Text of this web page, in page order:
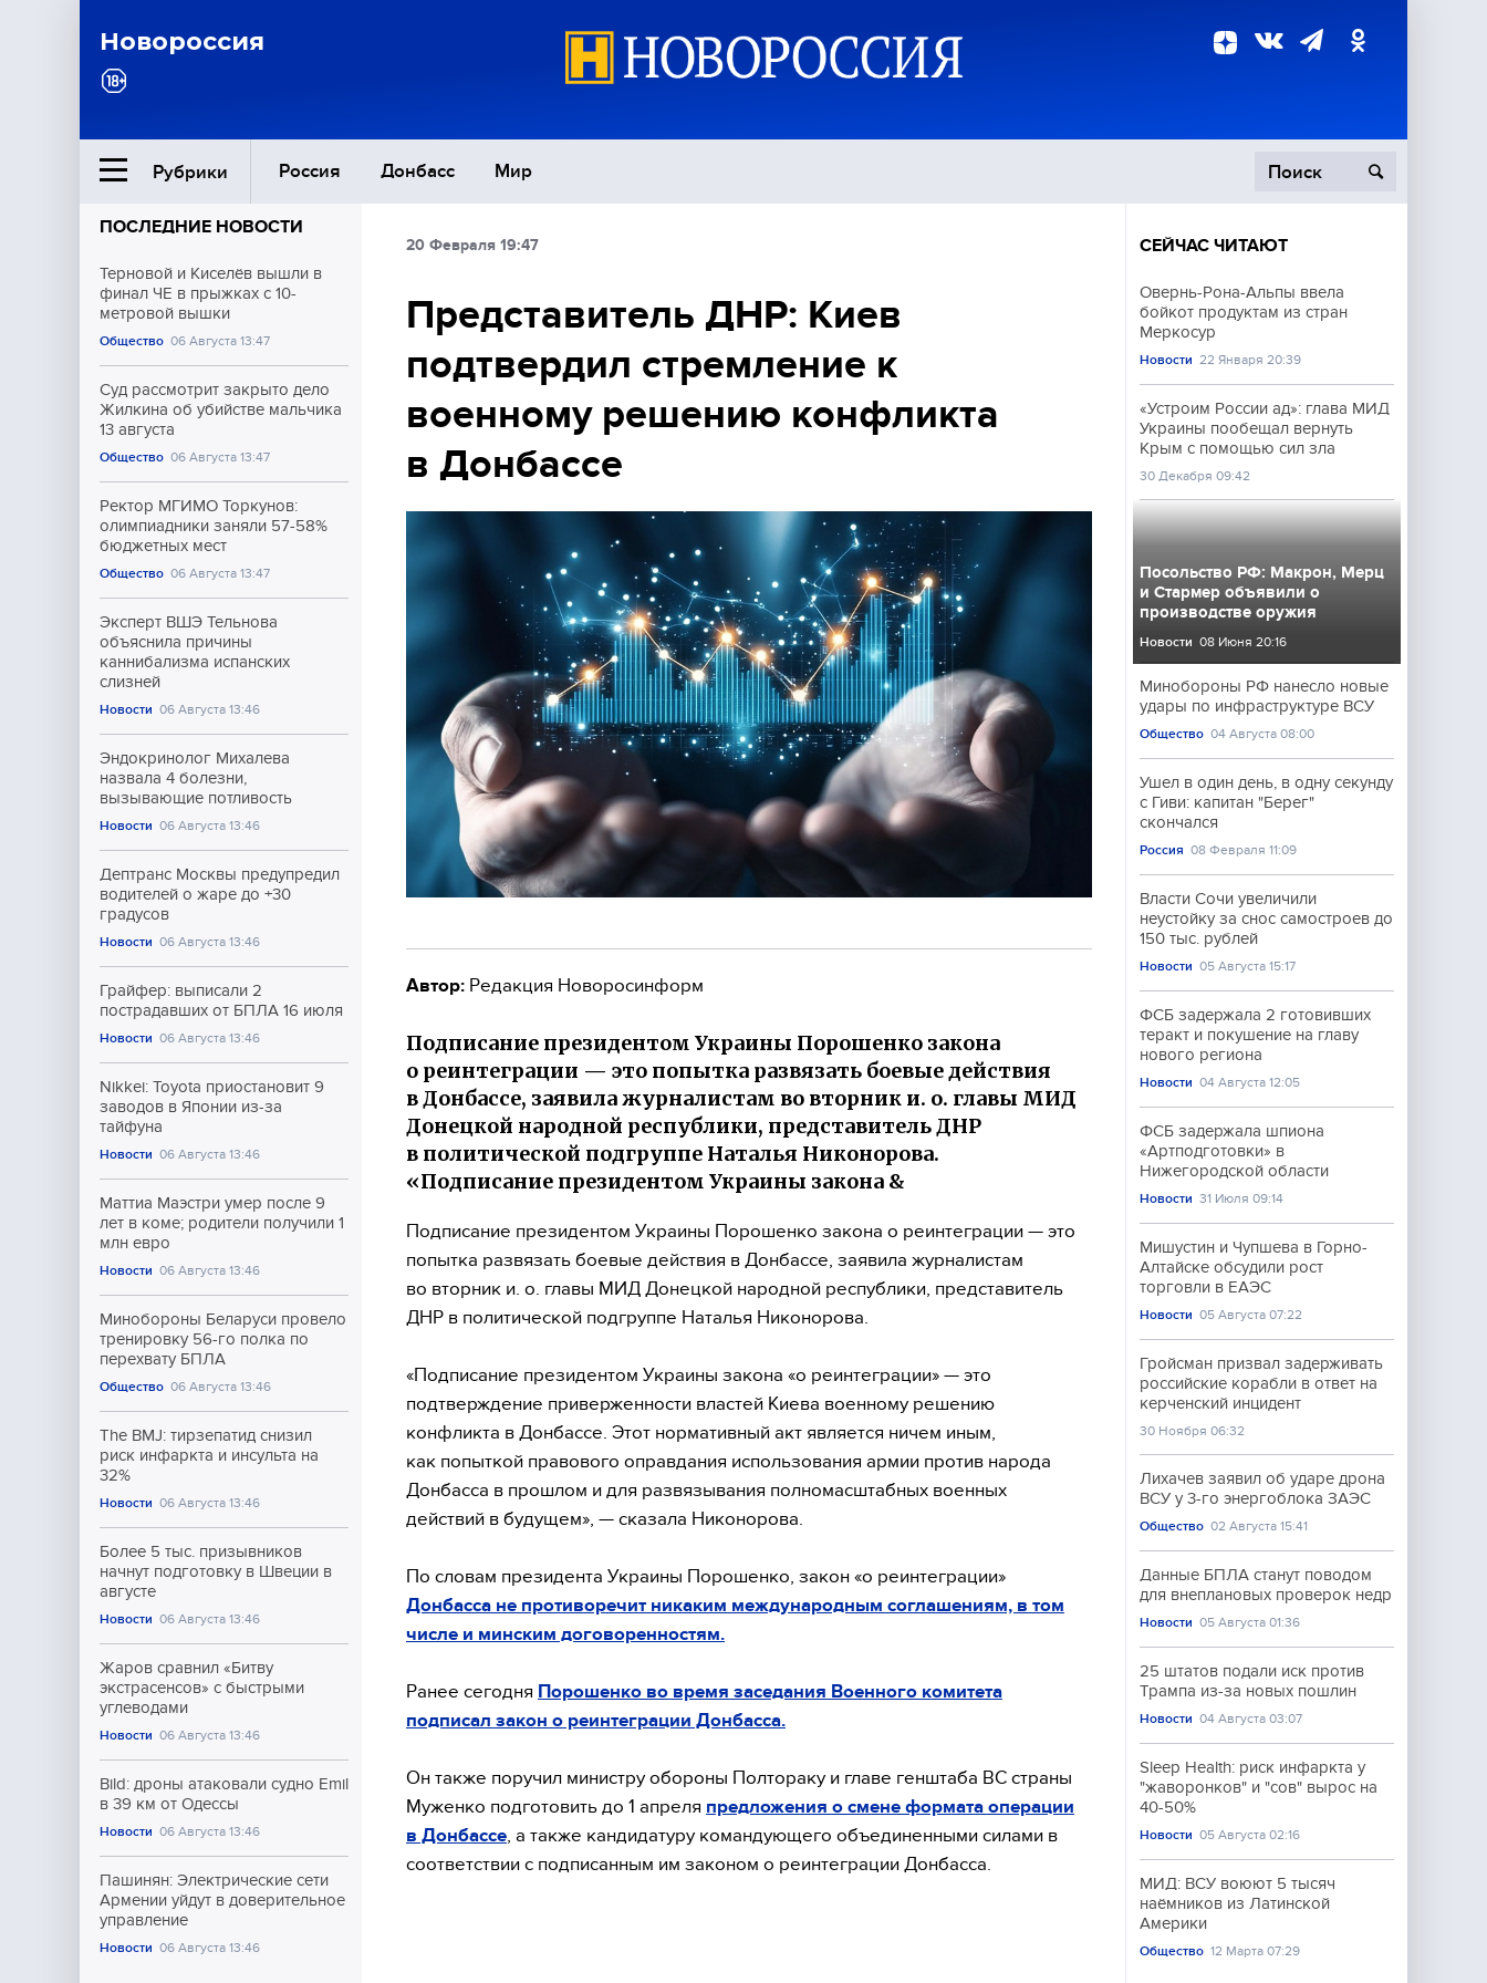
Новороссия
Рубрики Россия Донбасс Мир
Ближний Восток
Общество
Экономика
Происшествия
Культура
ПОСЛЕДНИЕ НОВОСТИ
Терновой и Киселёв вышли в
финал ЧЕ в прыжках с 10-
метровой вышки
Общество 06 Августа 13:47
Суд рассмотрит закрыто дело
Жилкина об убийстве мальчика
13 августа
Общество 06 Августа 13:47
Ректор МГИМО Торкунов:
олимпиадники заняли 57-58%
бюджетных мест
Общество 06 Августа 13:47
Эксперт ВШЭ Тельнова
объяснила причины
каннибализма испанских
слизней
Новости 06 Августа 13:46
Эндокринолог Михалева
назвала 4 болезни,
вызывающие потливость
Новости 06 Августа 13:46
Дептранс Москвы предупредил
водителей о жаре до +30
градусов
Новости 06 Августа 13:46
Грайфер: выписали 2
пострадавших от БПЛА 16 июля
Новости 06 Августа 13:46
Nikkei: Toyota приостановит 9
заводов в Японии из-за
тайфуна
Новости 06 Августа 13:46
Маттиа Маэстри умер после 9
лет в коме; родители получили 1
млн евро
Новости 06 Августа 13:46
Минобороны Беларуси провело
тренировку 56-го полка по
перехвату БПЛА
Общество 06 Августа 13:46
The BMJ: тирзепатид снизил
риск инфаркта и инсульта на
32%
Новости 06 Августа 13:46
Более 5 тыс. призывников
начнут подготовку в Швеции в
августе
Новости 06 Августа 13:46
Жаров сравнил «Битву
экстрасенсов» с быстрыми
углеводами
Новости 06 Августа 13:46
Bild: дроны атаковали судно Emil
в 39 км от Одессы
Новости 06 Августа 13:46
Пашинян: Электрические сети
Армении уйдут в доверительное
управление
Новости 06 Августа 13:46
20 Февраля 19:47
Представитель ДНР: Киев
подтвердил стремление к
военному решению конфликта
в Донбассе
Автор: Редакция Новоросинформ
Подписание президентом Украины Порошенко закона
о реинтеграции — это попытка развязать боевые действия
в Донбассе, заявила журналистам во вторник и. о. главы МИД
Донецкой народной республики, представитель ДНР
в политической подгруппе Наталья Никонорова.
«Подписание президентом Украины закона &
Подписание президентом Украины Порошенко закона о реинтеграции — это
попытка развязать боевые действия в Донбассе, заявила журналистам
во вторник и. о. главы МИД Донецкой народной республики, представитель
ДНР в политической подгруппе Наталья Никонорова.
«Подписание президентом Украины закона «о реинтеграции» — это
подтверждение приверженности властей Киева военному решению
конфликта в Донбассе. Этот нормативный акт является ничем иным,
как попыткой правового оправдания использования армии против народа
Донбасса в прошлом и для развязывания полномасштабных военных
действий в будущем», — сказала Никонорова.
По словам президента Украины Порошенко, закон «о реинтеграции»
Донбасса не противоречит никаким международным соглашениям, в том
числе и минским договоренностям.
Ранее сегодня Порошенко во время заседания Военного комитета
подписал закон о реинтеграции Донбасса.
Он также поручил министру обороны Полтораку и главе генштаба ВС страны
Муженко подготовить до 1 апреля предложения о смене формата операции
в Донбассе , а также кандидатуру командующего объединенными силами в
соответствии с подписанным им законом о реинтеграции Донбасса.
СЕЙЧАС ЧИТАЮТ
Овернь-Рона-Альпы ввела
бойкот продуктам из стран
Меркосур
Новости 22 Января 20:39
«Устроим России ад»: глава МИД
Украины пообещал вернуть
Крым с помощью сил зла
30 Декабря 09:42
Посольство РФ: Макрон, Мерц
и Стармер объявили о
производстве оружия
Новости 08 Июня 20:16
Минобороны РФ нанесло новые
удары по инфраструктуре ВСУ
Общество 04 Августа 08:00
Ушел в один день, в одну секунду
с Гиви: капитан "Берег"
скончался
Россия 08 Февраля 11:09
Власти Сочи увеличили
неустойку за снос самостроев до
150 тыс. рублей
Новости 05 Августа 15:17
ФСБ задержала 2 готовивших
теракт и покушение на главу
нового региона
Новости 04 Августа 12:05
ФСБ задержала шпиона
«Артподготовки» в
Нижегородской области
Новости 31 Июля 09:14
Мишустин и Чупшева в Горно-
Алтайске обсудили рост
торговли в ЕАЭС
Новости 05 Августа 07:22
Гройсман призвал задерживать
российские корабли в ответ на
керченский инцидент
30 Ноября 06:32
Лихачев заявил об ударе дрона
ВСУ у 3-го энергоблока ЗАЭС
Общество 02 Августа 15:41
Данные БПЛА станут поводом
для внеплановых проверок недр
Новости 05 Августа 01:36
25 штатов подали иск против
Трампа из-за новых пошлин
Новости 04 Августа 03:07
Sleep Health: риск инфаркта у
"жаворонков" и "сов" вырос на
40-50%
Новости 05 Августа 02:16
МИД: ВСУ воюют 5 тысяч
наёмников из Латинской
Америки
Общество 12 Марта 07:29